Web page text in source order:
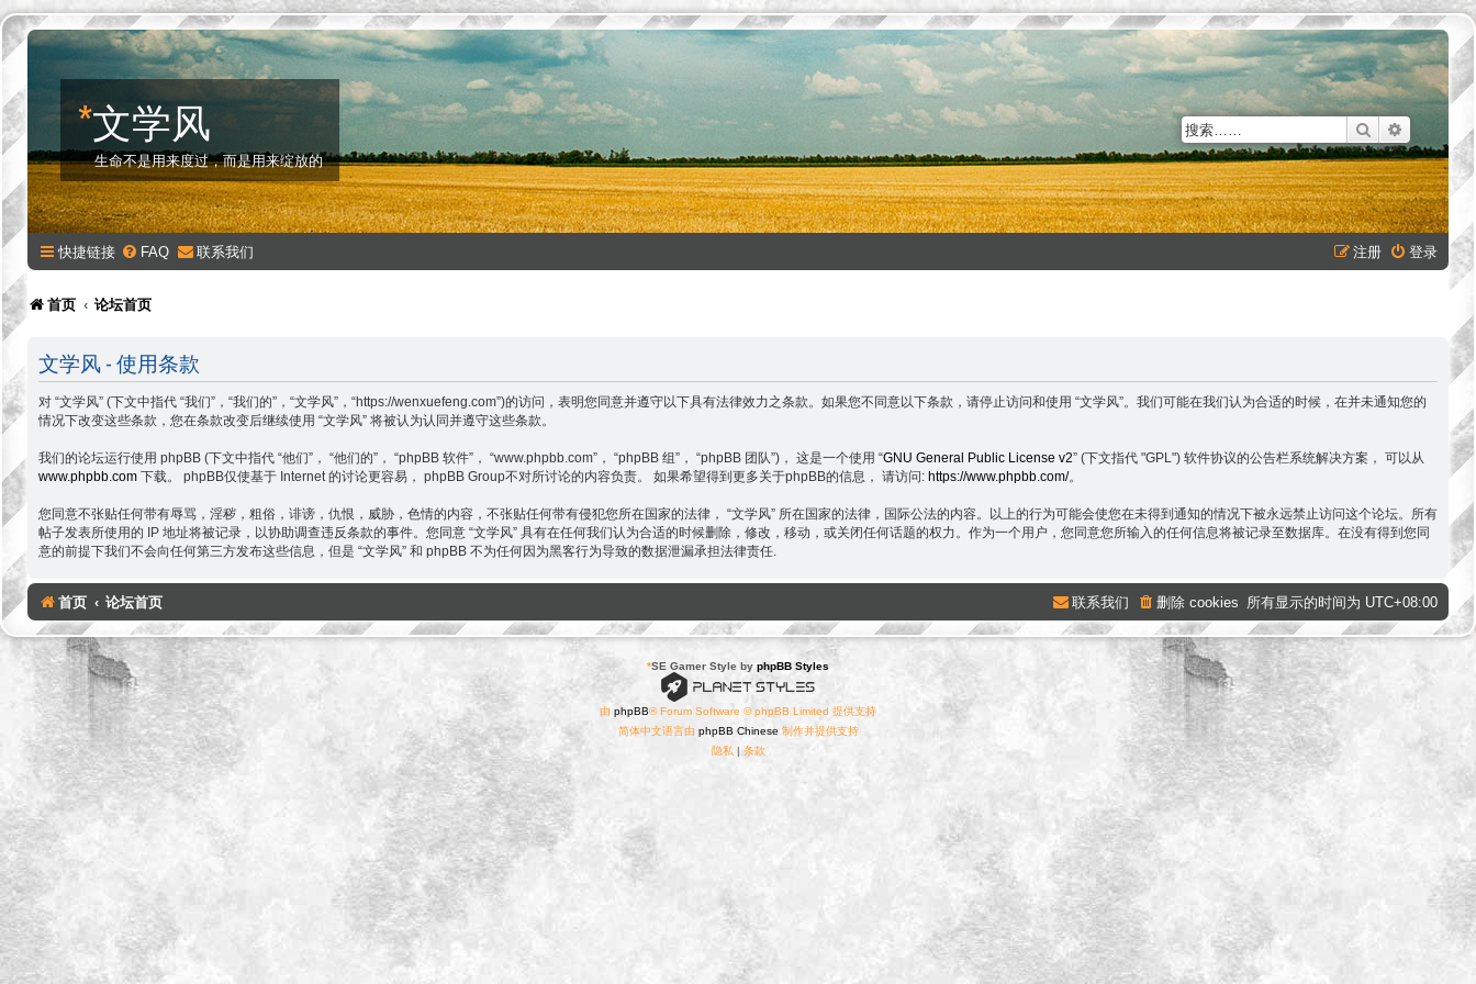
*文学风
生命不是用来度过，而是用来绽放的
搜索
快捷链接 FAQ 联系我们 登录
注册
首页 论坛首页
文学风 - 使用条款
对 “文学风” (下文中指代 “我们”，“我们的”，“文学风”，“https://wenxuefeng.com”)的访问，表明您同意并遵守以下具有法律效力之条款。如果您不同意以下条款，请停止访问和使用 “文学风”。我们可能在我们认为合适的时候，在并未通知您的
情况下改变这些条款，您在条款改变后继续使用 “文学风” 将被认为认同并遵守这些条款。
我们的论坛运行使用 phpBB (下文中指代 “他们”， “他们的”， “phpBB 软件”， “www.phpbb.com”， “phpBB 组”， “phpBB 团队”)， 这是一个使用 “GNU General Public License v2” (下文指代 "GPL") 软件协议的公告栏系统解决方案， 可以从
www.phpbb.com 下载。 phpBB仅使基于 Internet 的讨论更容易， phpBB Group不对所讨论的内容负责。 如果希望得到更多关于phpBB的信息， 请访问: https://www.phpbb.com/。
您同意不张贴任何带有辱骂，淫秽，粗俗，诽谤，仇恨，威胁，色情的内容，不张贴任何带有侵犯您所在国家的法律， “文学风” 所在国家的法律，国际公法的内容。以上的行为可能会使您在未得到通知的情况下被永远禁止访问这个论坛。所有
帖子发表所使用的 IP 地址将被记录，以协助调查违反条款的事件。您同意 “文学风” 具有在任何我们认为合适的时候删除，修改，移动，或关闭任何话题的权力。作为一个用户，您同意您所输入的任何信息将被记录至数据库。在没有得到您同
意的前提下我们不会向任何第三方发布这些信息，但是 “文学风” 和 phpBB 不为任何因为黑客行为导致的数据泄漏承担法律责任.
首页 论坛首页 所有显示的时间为 UTC+08:00
删除 cookies
联系我们
*SE Gamer Style by phpBB Styles
由 phpBB® Forum Software © phpBB Limited 提供支持
简体中文语言由 phpBB Chinese制作并提供支持
隐私 | 条款